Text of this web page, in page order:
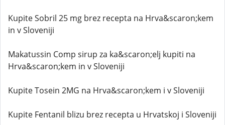
Kupite Sobril 25 mg brez recepta na Hrva&scaron;kem
in v Sloveniji
Makatussin Comp sirup za ka&scaron;elj kupiti na
Hrva&scaron;kem in v Sloveniji
Kupite Tosein 2MG na Hrva&scaron;kem i v Sloveniji
Kupite Fentanil blizu brez recepta u Hrvatskoj i Sloveniji